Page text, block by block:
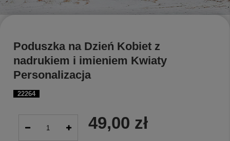
22264
Poduszka na Dzień Kobiet z
nadrukiem i imieniem Kwiaty
Personalizacja
49,00 zł